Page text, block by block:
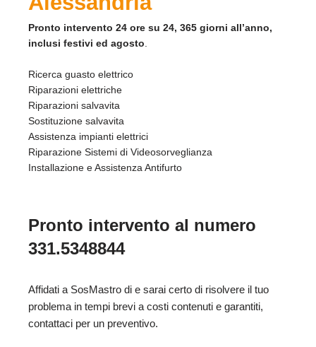
Pronto intervento 24 ore su 24, 365 giorni all’anno,
inclusi festivi ed agosto
Ricerca guasto elettrico
Riparazioni elettriche
Riparazioni salvavita
Sostituzione salvavita
Assistenza impianti elettrici
Riparazione Sistemi di Videosorveglianza
Installazione e Assistenza Antifurto
Pronto intervento al numero
331.5348844
Affidati a SosMastro di e sarai certo di risolvere il tuo
problema in tempi brevi a costi contenuti e garantiti,
contattaci per un preventivo.